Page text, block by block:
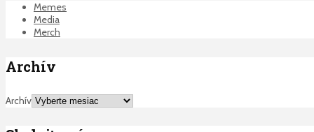
Memes
Media
Merch
Archív
Archív